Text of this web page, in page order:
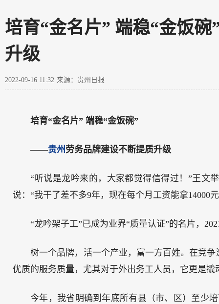
培育“金名片” 端稳“金饭
升级
2022-09-16 11:32 来源：贵州日报
培育“金名片” 端稳“金饭碗”
——贵州劳务品牌建设不断提质升级
“听说是龙吟来的，大家都觉得信得过！”王文
说：“我干了差不多9年，现在每个月工资能拿14000
“龙吟架子工”已成为业界“质量认证”的名片，
树一个品牌，活一个产业，富一方百姓。在竞
优质的服务质量，尤其对于外出务工人员，它更是撬
今年，我省明确到年底所有县（市、区）至少